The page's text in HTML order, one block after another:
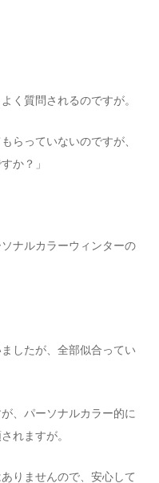
く質問されるのですが。
らっていないのですが、
か？」
ナルカラーウィンターの
したが、全部似合ってい
、パーソナルカラー的に
れますが。
りませんので、安心して